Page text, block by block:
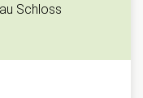
Schloss